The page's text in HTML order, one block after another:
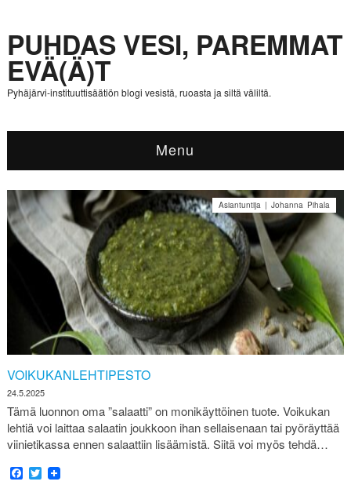
PUHDAS VESI, PAREMMAT
EVÄ(Ä)T
Pyhäjärvi-instituuttisäätiön blogi vesistä, ruoasta ja siltä väliltä.
Menu
VOIKUKANLEHTIPESTO
24.5.2025
Asiantuntija | Johanna Pihala
Tämä luonnon oma ”salaatti” on monikäyttöinen tuote. Voikukan
lehtiä voi laittaa salaatin joukkoon ihan sellaisenaan tai pyöräyttää
viinietikassa ennen salaattiin lisäämistä. Siitä voi myös tehdä…
Facebook
Twitter